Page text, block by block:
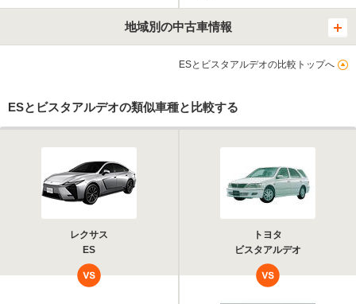
地域別の中古車情報
ESとビスタアルデオの比較トップへ
ESとビスタアルデオの類似車種と比較する
レクサス
ES
トヨタ
ビスタアルデオ